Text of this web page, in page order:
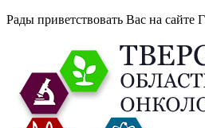
Рады приветствовать Вас на